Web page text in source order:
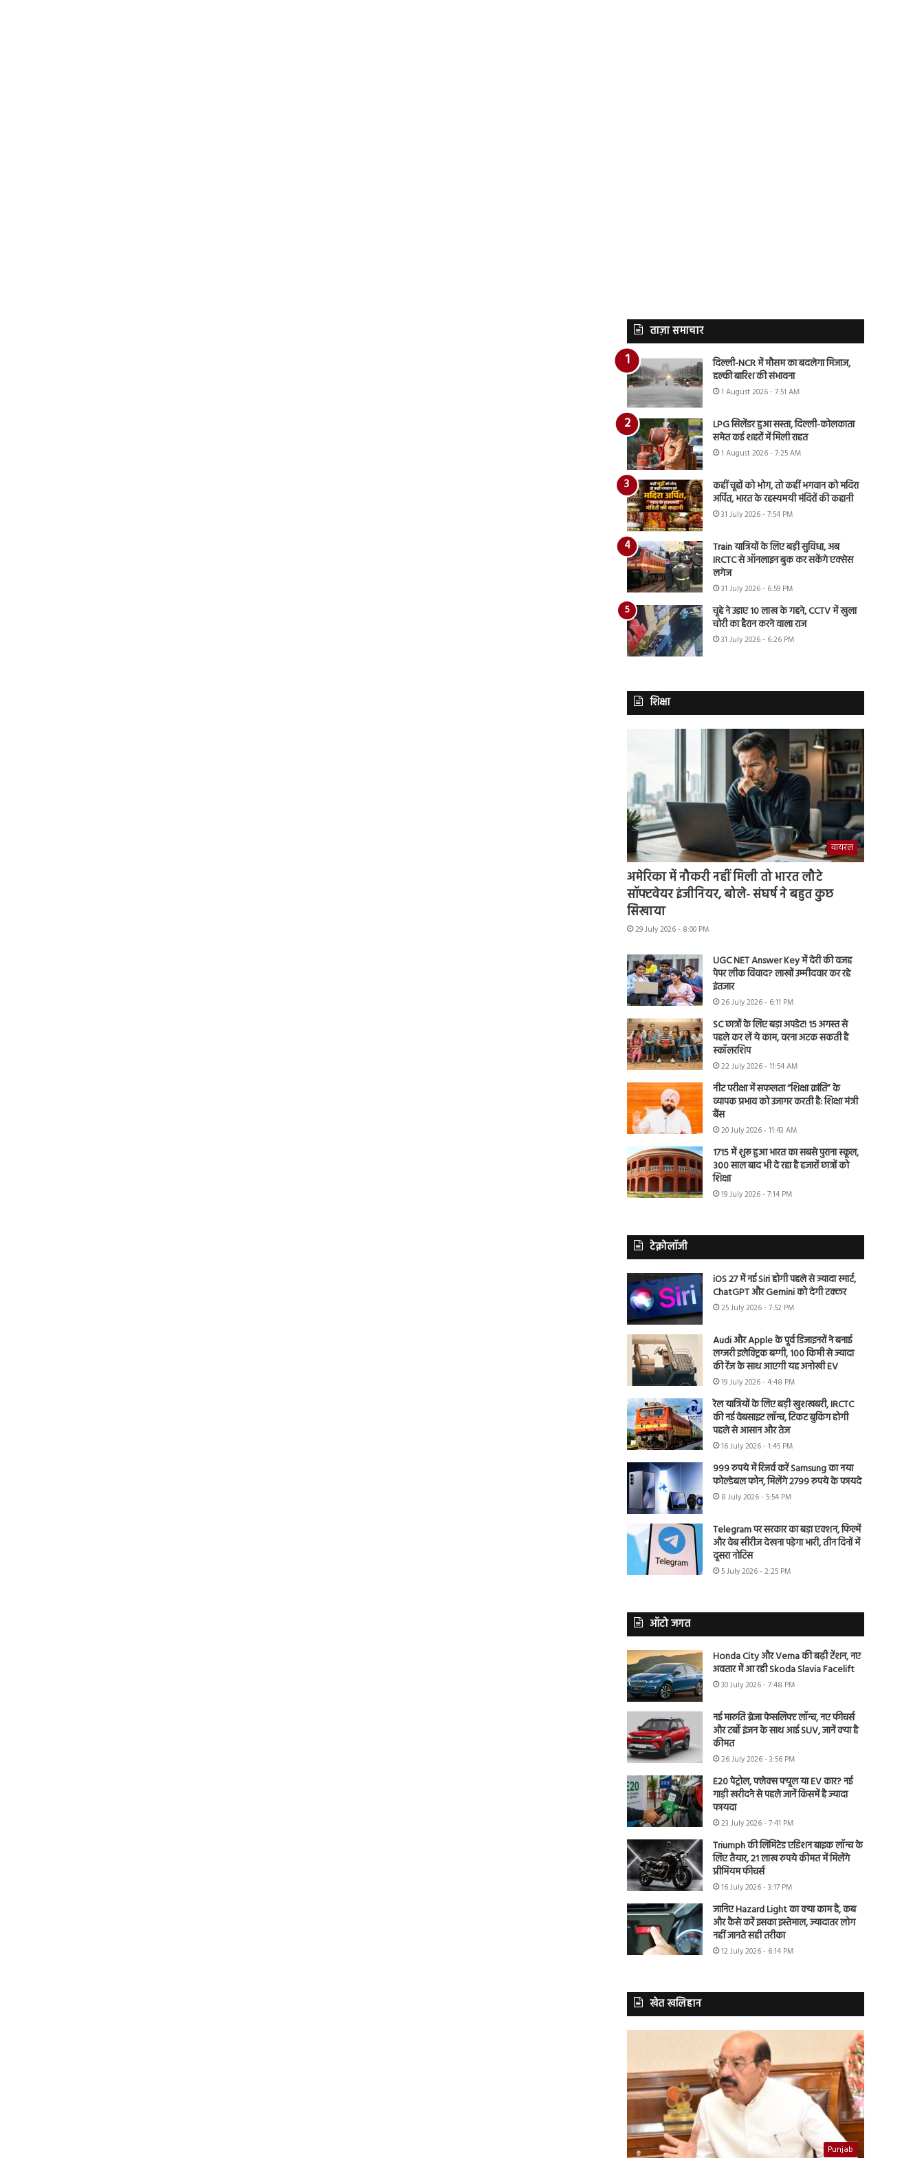
ताज़ा समाचार
दिल्ली-NCR में मौसम का बदलेगा मिजाज,
हल्की बारिश की संभावना
1 August 2026 - 7:51 AM
LPG सिलेंडर हुआ सस्ता, दिल्ली-कोलकाता
समेत कई शहरों में मिली राहत
1 August 2026 - 7:25 AM
कहीं चूहों को भोग, तो कहीं भगवान को मदिरा
अर्पित, भारत के रहस्यमयी मंदिरों की कहानी
31 July 2026 - 7:54 PM
Train यात्रियों के लिए बड़ी सुविधा, अब
IRCTC से ऑनलाइन बुक कर सकेंगे एक्सेस
लगेज
31 July 2026 - 6:59 PM
चूहे ने उड़ाए 10 लाख के गहने, CCTV में खुला
चोरी का हैरान करने वाला राज
31 July 2026 - 6:26 PM
शिक्षा
वायरल
अमेरिका में नौकरी नहीं मिली तो भारत लौटे
सॉफ्टवेयर इंजीनियर, बोले- संघर्ष ने बहुत कुछ
सिखाया
29 July 2026 - 8:00 PM
UGC NET Answer Key में देरी की वजह
पेपर लीक विवाद? लाखों उम्मीदवार कर रहे
इंतजार
26 July 2026 - 6:11 PM
SC छात्रों के लिए बड़ा अपडेट! 15 अगस्त से
पहले कर लें ये काम, वरना अटक सकती है
स्कॉलरशिप
22 July 2026 - 11:54 AM
नीट परीक्षा में सफलता “शिक्षा क्रांति” के
व्यापक प्रभाव को उजागर करती है: शिक्षा मंत्री
बैंस
20 July 2026 - 11:43 AM
1715 में शुरू हुआ भारत का सबसे पुराना स्कूल,
300 साल बाद भी दे रहा है हजारों छात्रों को
शिक्षा
19 July 2026 - 7:14 PM
टेक्नोलॉजी
iOS 27 में नई Siri होगी पहले से ज्यादा स्मार्ट,
ChatGPT और Gemini को देगी टक्कर
25 July 2026 - 7:52 PM
Audi और Apple के पूर्व डिजाइनरों ने बनाई
लग्जरी इलेक्ट्रिक बग्गी, 100 किमी से ज्यादा
की रेंज के साथ आएगी यह अनोखी EV
19 July 2026 - 4:48 PM
रेल यात्रियों के लिए बड़ी खुशखबरी, IRCTC
की नई वेबसाइट लॉन्च, टिकट बुकिंग होगी
पहले से आसान और तेज
16 July 2026 - 1:45 PM
999 रुपये में रिजर्व करें Samsung का नया
फोल्डेबल फोन, मिलेंगे 2799 रुपये के फायदे
8 July 2026 - 5:54 PM
Telegram पर सरकार का बड़ा एक्शन, फिल्में
और वेब सीरीज देखना पड़ेगा भारी, तीन दिनों में
दूसरा नोटिस
5 July 2026 - 2:25 PM
ऑटो जगत
Honda City और Verna की बढ़ी टेंशन, नए
अवतार में आ रही Skoda Slavia Facelift
30 July 2026 - 7:48 PM
नई मारुति ब्रेजा फेसलिफ्ट लॉन्च, नए फीचर्स
और टर्बो इंजन के साथ आई SUV, जानें क्या है
कीमत
26 July 2026 - 3:56 PM
E20 पेट्रोल, फ्लेक्स फ्यूल या EV कार? नई
गाड़ी खरीदने से पहले जानें किसमें है ज्यादा
फायदा
23 July 2026 - 7:41 PM
Triumph की लिमिटेड एडिशन बाइक लॉन्च के
लिए तैयार, 21 लाख रुपये कीमत में मिलेंगे
प्रीमियम फीचर्स
16 July 2026 - 3:17 PM
जानिए Hazard Light का क्या काम है, कब
और कैसे करें इसका इस्तेमाल, ज्यादातर लोग
नहीं जानते सही तरीका
12 July 2026 - 6:14 PM
खेत खलिहान
Punjab